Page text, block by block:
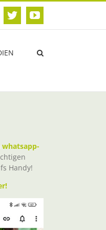
TwitterYouTube
whatsapp-
Handy!